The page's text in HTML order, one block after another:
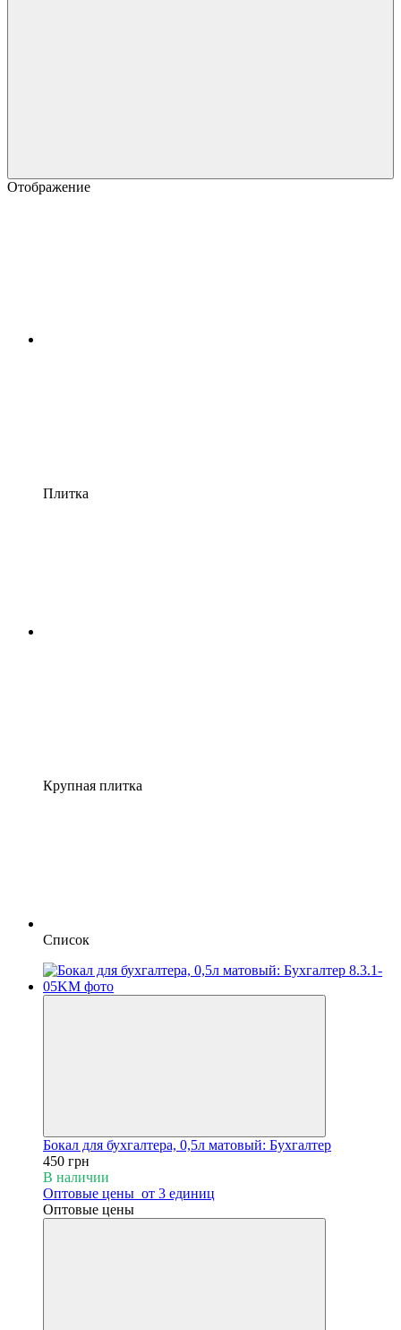
Отображение
Плитка
Крупная плитка
Список
Бокал для бухгалтера, 0,5л матовый: Бухгалтер
450 грн
В наличии
Оптовые цены от 3 единиц
Оптовые цены